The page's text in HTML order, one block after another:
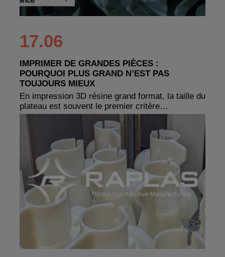
17.06
IMPRIMER DE GRANDES PIÈCES :
POURQUOI PLUS GRAND N’EST PAS
TOUJOURS MIEUX
En impression 3D résine grand format, la taille du
plateau est souvent le premier critère…